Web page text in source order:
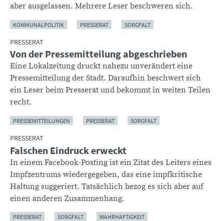
aber ausgelassen. Mehrere Leser beschweren sich.
KOMMUNALPOLITIK PRESSERAT SORGFALT
PRESSERAT
Von der Pressemitteilung abgeschrieben
Eine Lokalzeitung druckt nahezu unverändert eine
Pressemitteilung der Stadt. Daraufhin beschwert sich
ein Leser beim Presserat und bekommt in weiten Teilen
recht.
PRESSEMITTEILUNGEN PRESSERAT SORGFALT
PRESSERAT
Falschen Eindruck erweckt
In einem Facebook-Posting ist ein Zitat des Leiters eines
Impfzentrums wiedergegeben, das eine impfkritische
Haltung suggeriert. Tatsächlich bezog es sich aber auf
einen anderen Zusammenhang.
PRESSERAT SORGFALT WAHRHAFTIGKEIT